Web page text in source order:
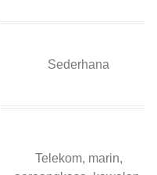
Sederhana
Telekom, marin,